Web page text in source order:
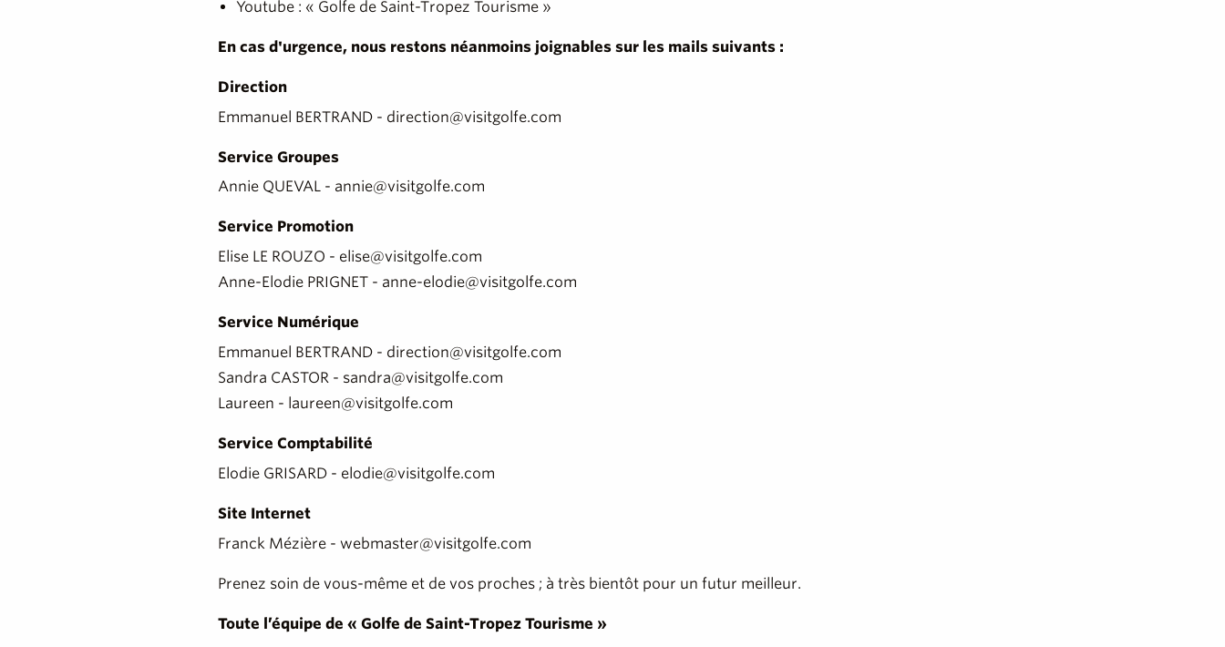
Youtube : « Golfe de Saint-Tropez Tourisme »
En cas d'urgence, nous restons néanmoins joignables sur les mails suivants :
Direction
Emmanuel BERTRAND - direction@visitgolfe.com
Service Groupes
Annie QUEVAL - annie@visitgolfe.com
Service Promotion
Elise LE ROUZO - elise@visitgolfe.com
Anne-Elodie PRIGNET - anne-elodie@visitgolfe.com
Service Numérique
Emmanuel BERTRAND - direction@visitgolfe.com
Sandra CASTOR - sandra@visitgolfe.com
Laureen - laureen@visitgolfe.com
Service Comptabilité
Elodie GRISARD - elodie@visitgolfe.com
Site Internet
Franck Mézière - webmaster@visitgolfe.com
Prenez soin de vous-même et de vos proches ; à très bientôt pour un futur meilleur.
Toute l’équipe de « Golfe de Saint-Tropez Tourisme »